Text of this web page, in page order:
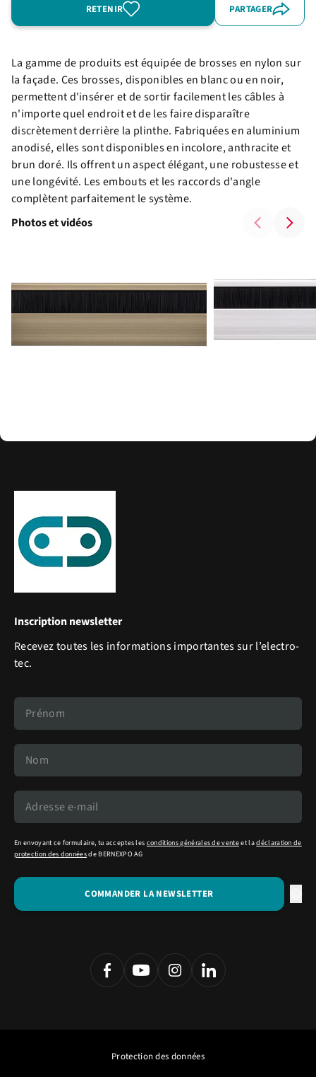
RETENIR PARTAGER
La gamme de produits est équipée de brosses en nylon sur
la façade. Ces brosses, disponibles en blanc ou en noir,
permettent d'insérer et de sortir facilement les câbles à
n'importe quel endroit et de les faire disparaître
discrètement derrière la plinthe. Fabriquées en aluminium
anodisé, elles sont disponibles en incolore, anthracite et
brun doré. Ils offrent un aspect élégant, une robustesse et
une longévité. Les embouts et les raccords d'angle
complètent parfaitement le système.
Photos et vidéos
Inscription newsletter
Recevez toutes les informations importantes sur l’electro-
tec.
En envoyant ce formulaire, tu acceptes les conditions générales de venteet ladéclaration de
protection des donnéesde BERNEXPO AG
Protection des données